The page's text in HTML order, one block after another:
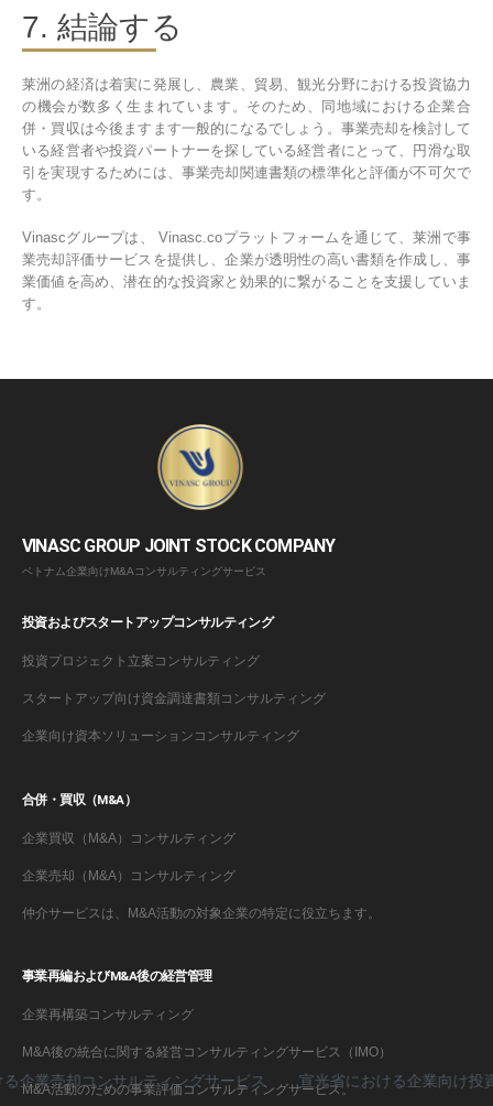
7. 結論する
莱洲の経済は着実に発展し、農業、貿易、観光分野における投資協力
の機会が数多く生まれています。そのため、同地域における企業合
併・買収は今後ますます一般的になるでしょう。事業売却を検討して
いる経営者や投資パートナーを探している経営者にとって、円滑な取
引を実現するためには、事業売却関連書類の標準化と評価が不可欠で
す。
Vinascグループは、 Vinasc.coプラットフォームを通じて、莱洲で事
業売却評価サービスを提供し、企業が透明性の高い書類を作成し、事
業価値を高め、潜在的な投資家と効果的に繋がることを支援していま
す。
VINASC GROUP JOINT STOCK COMPANY
ベトナム企業向けM&Aコンサルティングサービス
投資およびスタートアップコンサルティング
投資プロジェクト立案コンサルティング
スタートアップ向け資金調達書類コンサルティング
企業向け資本ソリューションコンサルティング
合併・買収（M&A）
企業買収（M&A）コンサルティング
企業売却（M&A）コンサルティング
仲介サービスは、M&A活動の対象企業の特定に役立ちます。
事業再編およびM&A後の経営管理
企業再構築コンサルティング
M&A後の統合に関する経営コンサルティングサービス（IMO）
M&A活動のための事業評価コンサルティングサービス。
売却コンサルティングサービス 宣光省における企業向け投資誘